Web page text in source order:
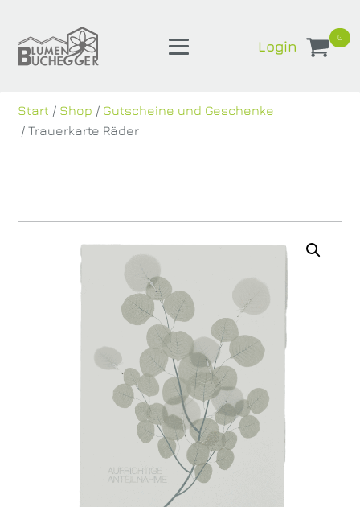
Login
0
Start / Shop / Gutscheine und Geschenke
/ Trauerkarte Räder